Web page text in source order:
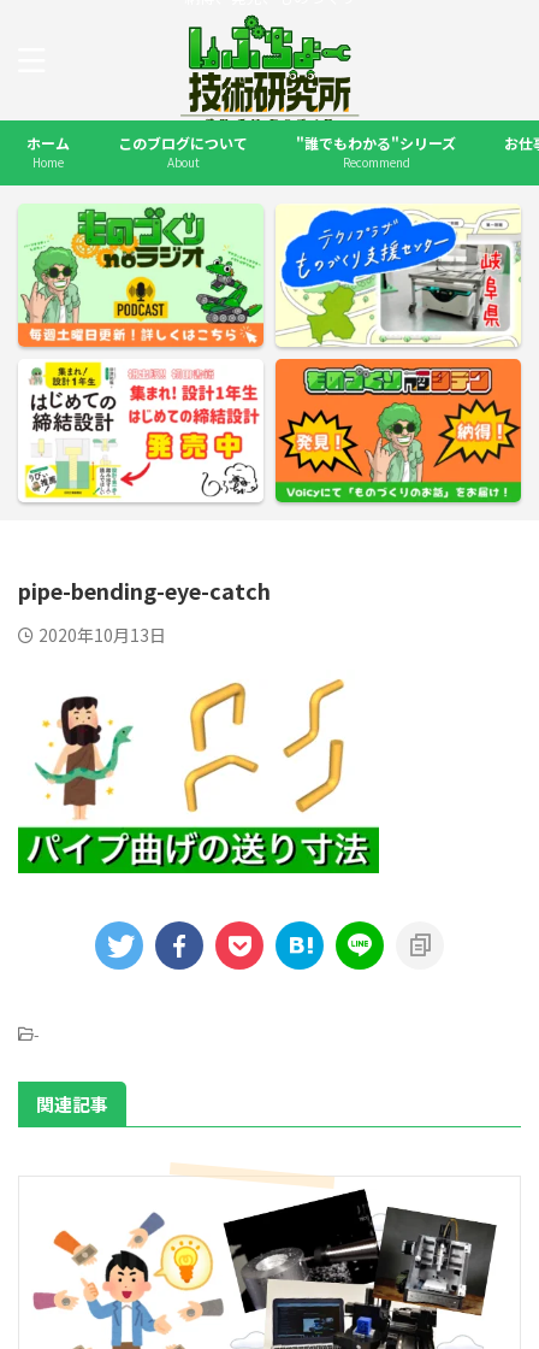
ホーム
Home
このブログについて
About
"誰でもわかる"シリーズ
Recommend
お仕
pipe-bending-eye-catch
2020年10月13日
-
関連記事